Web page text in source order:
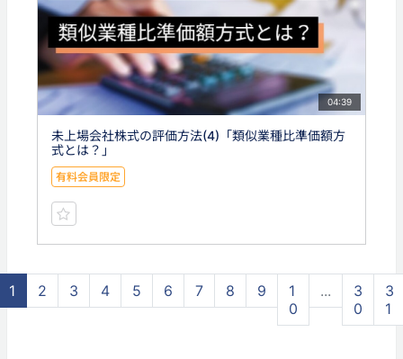
04:39
未上場会社株式の評価方法(4)「類似業種比準価額方
式とは？」
有料会員限定
1 2 3 4 5 6 7 8 9
1
0
...
3
0
3
1